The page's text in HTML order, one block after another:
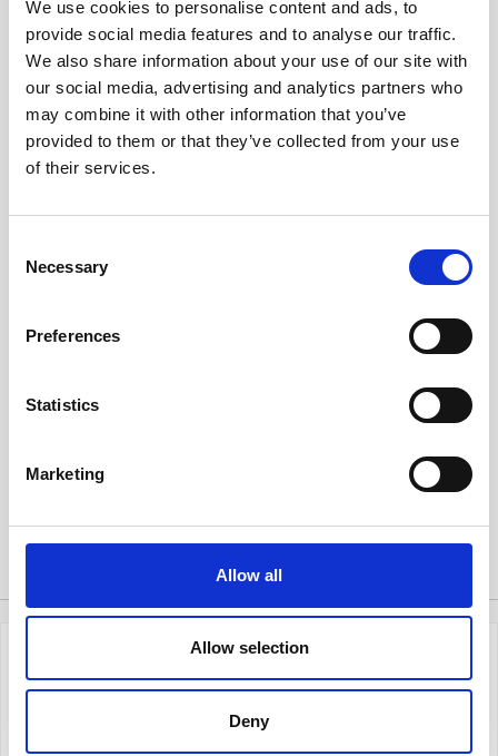
We use cookies to personalise content and ads, to
provide social media features and to analyse our traffic.
We also share information about your use of our site with
our social media, advertising and analytics partners who
may combine it with other information that you’ve
provided to them or that they’ve collected from your use
of their services.
Selection
Necessary
Preferences
Statistics
Marketing
Allow all
Allow selection
Deny
Andra köpte även
Lärarkalendern horisontell
Kalender Study A5 4i1 2026-
Tillbehör